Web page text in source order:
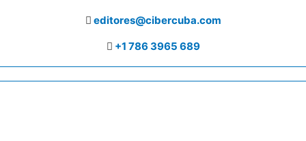
editores@cibercuba.com
+1 786 3965 689